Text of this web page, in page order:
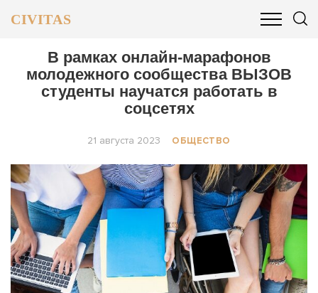
CIVITAS
ОБЩЕСТВО БИЗНЕС И ФИНАНСЫ
В рамках онлайн-марафонов
молодежного сообщества ВЫЗОВ
студенты научатся работать в
соцсетях
21 августа 2023 ОБЩЕСТВО